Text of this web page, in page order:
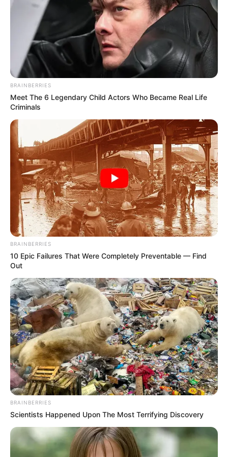
Ο ύπνος (μέσω μελατονίνης)
Η διάθεση (μέσω σεροτονίνης, ντοπαμίνης),
Το άγχος και η φλεγμονή (μέσω κορτιζόλης),
Η ενδοκρινική λειτουργία (π.χ. ACTH, TSH, GH),
Η ανοσορρύθμιση, η μεταβολική ισορροπία, η
αντικαρκινική επαγρύπνηση.
Μπλοκάρεις τις φωτεινές εντολές.
Ο εγκέφαλος νομίζει ότι βραδιάζει ή έχει
συννεφιά.
Η σεροτονίνη πέφτει και έτσι η διάθεση, η
ενέργεια, η νευροπλαστικότητα καταρρέουν.
Η παραγωγή μελατονίνης απορρυθμίζεται με
συνέπεια τήν διαταραχή ύπνου και του κιρκάδιου
ρυθμού.
Η έκκριση κορτιζόλης διαταράσσεται
δημιουργώντας φλεγμονές, μειωμένη αντοχή στο
στρες, μειωμένη ανοσία.
Το δέρμα δεν “προειδοποιείται” για έκθεση σε UV
BRAINBERRIES
Meet The 6 Legendary Child Actors Who Became Real Life
Criminals
BRAINBERRIES
10 Epic Failures That Were Completely Preventable — Find
Out
BRAINBERRIES
Scientists Happened Upon The Most Terrifying Discovery